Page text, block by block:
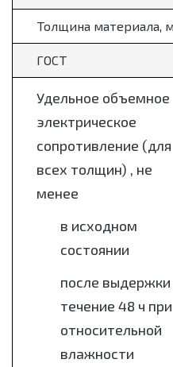
Толщина материала,
ГОСТ
Удельное объемное
электрическое
сопротивление (для
всех толщин) , не
менее
в исходном
состоянии
после выдержки
течение 48 ч при
относительной
влажности